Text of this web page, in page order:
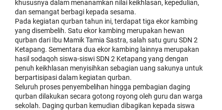
khususnya dalam menanamkan nilai keikhlasan, kepedulian,
dan semangat berbagi kepada sesama.
Pada kegiatan qurban tahun ini, terdapat tiga ekor kambing
yang disembelih. Satu ekor kambing merupakan hewan
qurban dari Ibu Mamik Tamia Sastra, salah satu guru SDN 2
Ketapang. Sementara dua ekor kambing lainnya merupakan
hasil sodaqoh siswa-siswi SDN 2 Ketapang yang dengan
penuh keikhlasan menyisihkan sebagian uang sakunya untuk
berpartisipasi dalam kegiatan qurban.
Seluruh proses penyembelihan hingga pembagian daging
qurban dilakukan secara gotong royong oleh guru dan warga
sekolah. Daging qurban kemudian dibagikan kepada siswa